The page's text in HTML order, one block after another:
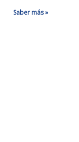
Saber más »